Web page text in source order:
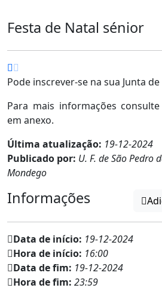
Festa de Natal sénior
Pode inscrever-se na sua Junta
Para mais informações
em anexo.
Última atualização: 19-12-2024
Publicado por: U. F. de São Pedro
Mondego
Informações
Data de início: 19-12-2024
Hora de início: 16:00
Data de fim: 19-12-2024
Hora de fim: 23:59